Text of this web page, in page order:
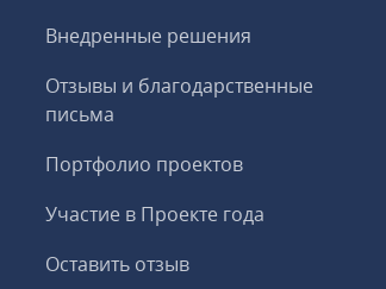
Внедренные решения
Отзывы и благодарственные
письма
Портфолио проектов
Участие в Проекте года
Оставить отзыв